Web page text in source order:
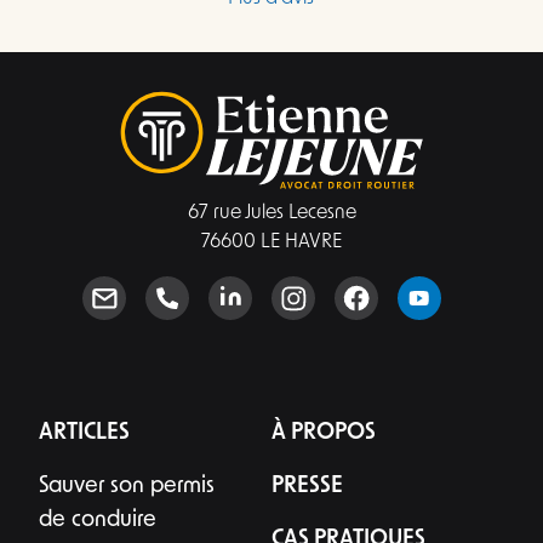
m'expliquer en boucle la même chose, il m’a
essentiellement démontrer que l’accusé de
réception avait été signé à la date indiquée. Il
m’a également indiqué avoir déjà perdu une
entraînant immédiatement des frais
supplémentaires. Il m'a également indiqué que
J’aurais souhaité connaître clairement, avant de
envisageable, les modalités de déduction
éventuelle des 200 euros et l’intérêt réel
67 rue Jules Lecesne
76600 LE HAVRE
ARTICLES
Sauver son permis
de conduire
À PROPOS
PRESSE